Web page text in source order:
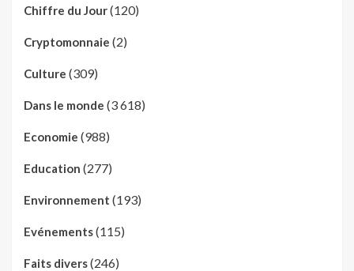
Chiffre du Jour(120)
Cryptomonnaie (2)
Culture (309)
Dans le monde (3 618)
Economie (988)
Education (277)
Environnement (193)
Evénements(115)
Faits divers(246)